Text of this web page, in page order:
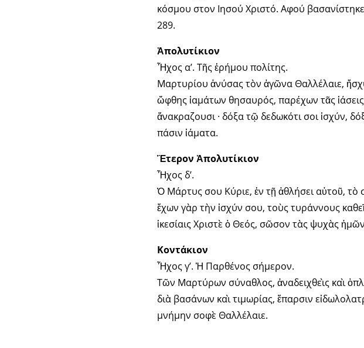
κόσμου στον Ιησού Χριστό. Αφού
289.
Ἀπολυτίκιον
Ἦχος α’. Τῆς ἐρήμου πολίτης.
Μαρτυρίου ἀνύσας τὸν ἀγῶνα Θαλλέλαιε,
ὤφθης ἰαμάτων θησαυρός, παρέχων τᾶς
ἄνακραζουσι · δόξα τῷ δεδωκότι σοι ἰσχύν,
πάσιν ἰάματα.
Ἕτερον Ἀπολυτίκιον
Ἦχος δ’.
Ὁ Μάρτυς σου Κύριε, ἐν τῇ ἀθλήσει αὐτοῦ, τὸ
ἔχων γὰρ τὴν ἰσχύν σου, τοὺς τυράννους
ἱκεσίαις Χριστὲ ὁ Θεός, σῶσον τὰς ψυχὰς
Κοντάκιον
Ἦχος γ’. Ἡ Παρθένος σήμερον.
Τῶν Μαρτύρων σύναθλος, ἀναδειχθεὶς καὶ
διὰ βασάνων καὶ τιμωρίας, ἔπαρσιν
μνήμην σοφὲ Θαλλέλαιε.